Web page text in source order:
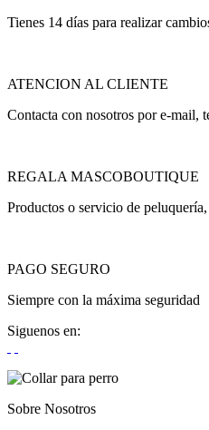
Tienes 14 días para realizar
ATENCION AL CLIENTE
Contacta con nosotros por e-mail,
REGALA MASCOBOUTIQUE
Productos o servicio de peluquería,
PAGO SEGURO
Siempre con la máxima seguridad
Siguenos en:
Sobre Nosotros